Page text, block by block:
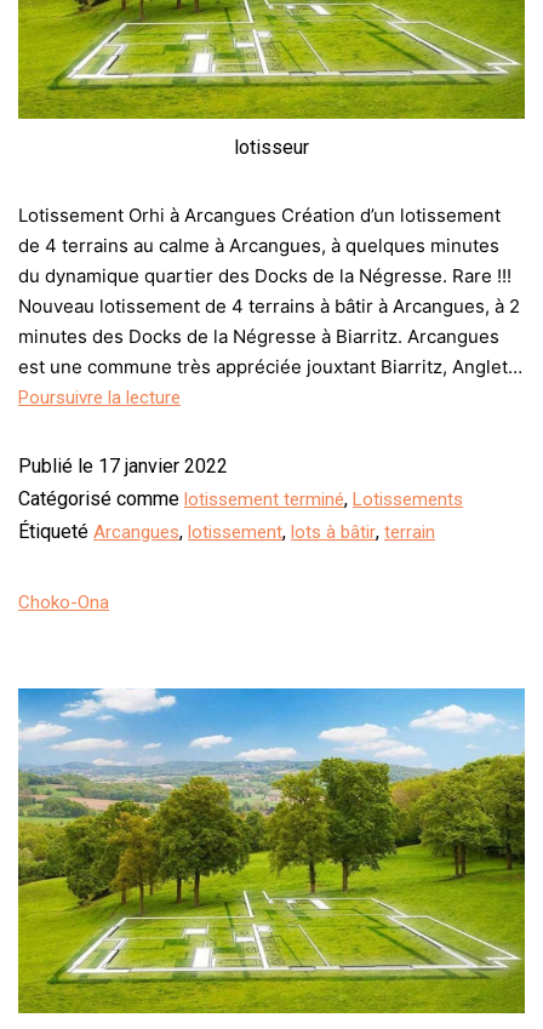
lotisseur
Lotissement Orhi à Arcangues Création d’un lotissement
de 4 terrains au calme à Arcangues, à quelques minutes
du dynamique quartier des Docks de la Négresse. Rare !!!
Nouveau lotissement de 4 terrains à bâtir à Arcangues, à 2
minutes des Docks de la Négresse à Biarritz. Arcangues
est une commune très appréciée jouxtant Biarritz, Anglet…
Poursuivre la lecture
Publié le 17 janvier 2022
Catégorisé comme lotissement terminé, Lotissements
Étiqueté Arcangues, lotissement, lots à bâtir, terrain
Choko-Ona